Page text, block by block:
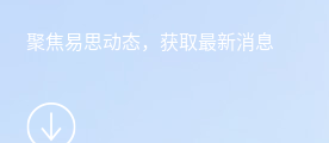
聚焦易思动态，获取最新消息